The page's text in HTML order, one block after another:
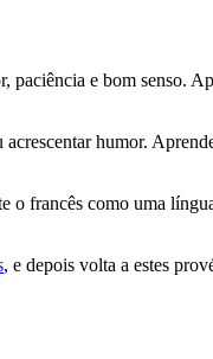
paciência e bom senso.
humor.
o francês como uma
, e depois volta a estes